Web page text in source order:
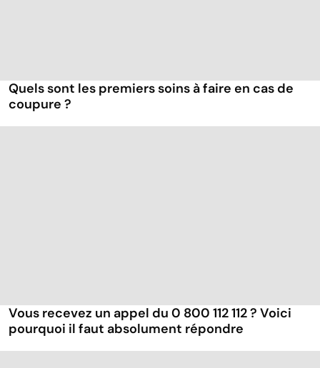
Quels sont les premiers soins à faire en cas de
coupure ?
Vous recevez un appel du 0 800 112 112 ? Voici
pourquoi il faut absolument répondre